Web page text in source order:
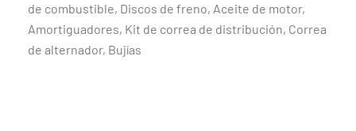
de combustible, Discos de freno, Aceite de motor,
Amortiguadores, Kit de correa de distribución, Correa
de alternador, Bujías